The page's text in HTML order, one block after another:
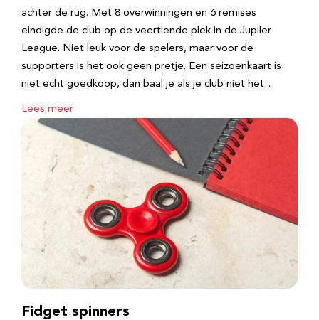
achter de rug. Met 8 overwinningen en 6 remises
eindigde de club op de veertiende plek in de Jupiler
League. Niet leuk voor de spelers, maar voor de
supporters is het ook geen pretje. Een seizoenkaart is
niet echt goedkoop, dan baal je als je club niet het…
Lees meer
Fidget spinners